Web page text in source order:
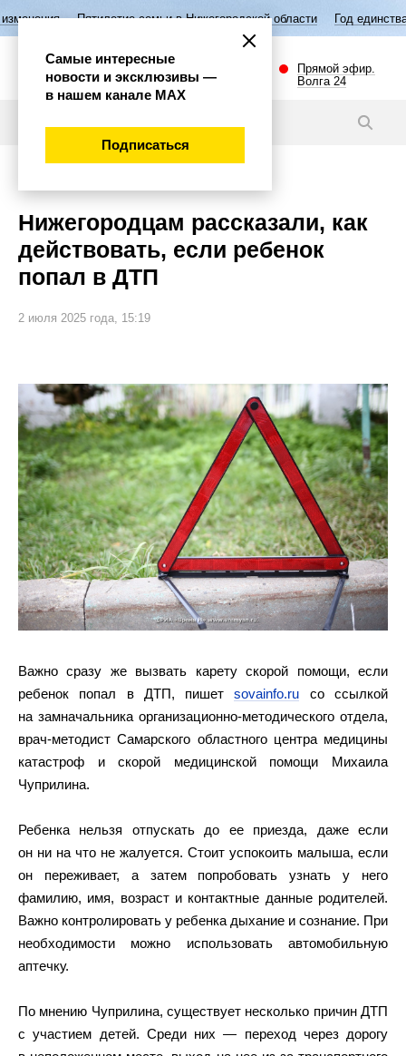
семьи в Нижегородской области Год единства народов России
Прямой эфир.
Волга 24
Нижегородцам рассказали, как
действовать, если ребенок
попал в ДТП
2 июля 2025 года, 15:19
Важно сразу же вызвать карету скорой помощи, если
ребенок попал в ДТП, пишетsovainfo.ru со ссылкой
на замначальника организационно-методического отдела,
врач-методист Самарского областного центра медицины
катастроф и скорой медицинской помощи Михаила
Чуприлина.
Ребенка нельзя отпускать до ее приезда, даже если
он ни на что не жалуется. Стоит успокоить малыша, если
он переживает, а затем попробовать узнать у него
фамилию, имя, возраст и контактные данные родителей.
Важно контролировать у ребенка дыхание и сознание. При
необходимости можно использовать автомобильную
аптечку.
По мнению Чуприлина, существует несколько причин ДТП
с участием детей. Среди них — переход через дорогу
Самые интересные
новости и эксклюзивы —
в нашем канале МАХ
Подписаться